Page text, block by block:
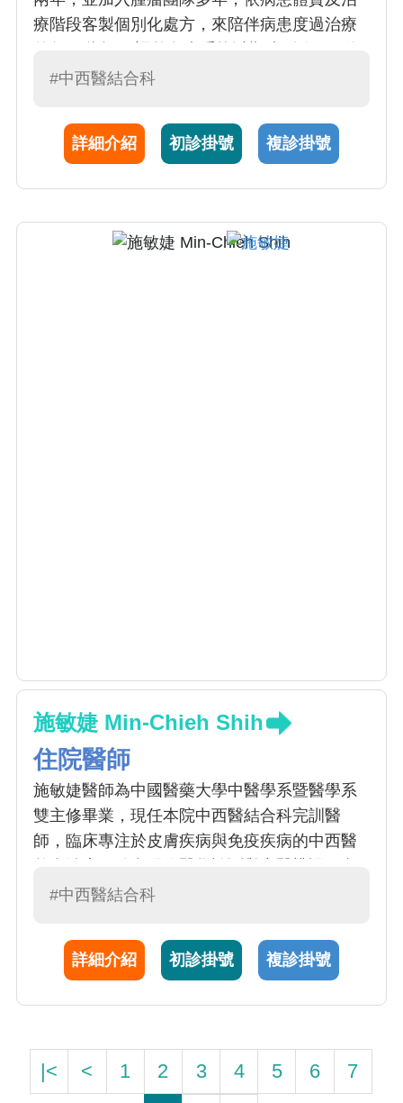
療階段客製個別化處方，來陪伴病患度過治療
的健康狀態。 配合西醫復健的治療，加入肌肉
肉質量、體適能、體重調整及骨關節疼痛或活
動度調整，增強身體機能。
#中西醫結合科
詳細介紹 初診掛號 複診掛號
施敏婕 Min-Chieh Shih
住院醫師
施敏婕醫師為中國醫藥大學中醫學系暨醫學系
雙主修畢業，現任本院中西醫結合科完訓醫
師，臨床專注於皮膚疾病與免疫疾病的中西醫
服與外用中藥調理，協助患者從根本改善體
區常見疾病，提供全人化的中西醫整合健康照
#中西醫結合科
詳細介紹 初診掛號 複診掛號
|< < 1 2 3 4 5 6
7